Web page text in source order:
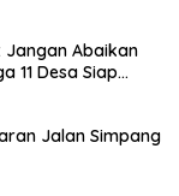
Jangan Abaikan
11 Desa Siap
Jalan Simpang